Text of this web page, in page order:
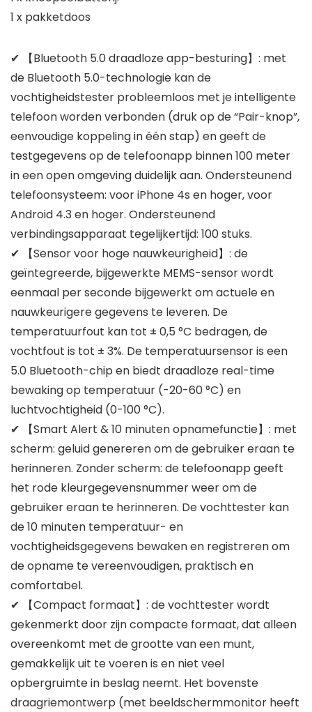
1 x pakketdoos
✔ 【Bluetooth 5.0 draadloze app-besturing】: met
de Bluetooth 5.0-technologie kan de
vochtigheidstester probleemloos met je intelligente
telefoon worden verbonden (druk op de “Pair-knop”,
eenvoudige koppeling in één stap) en geeft de
testgegevens op de telefoonapp binnen 100 meter
in een open omgeving duidelijk aan. Ondersteunend
telefoonsysteem: voor iPhone 4s en hoger, voor
Android 4.3 en hoger. Ondersteunend
verbindingsapparaat tegelijkertijd: 100 stuks.
✔ 【Sensor voor hoge nauwkeurigheid】: de
geïntegreerde, bijgewerkte MEMS-sensor wordt
eenmaal per seconde bijgewerkt om actuele en
nauwkeurigere gegevens te leveren. De
temperatuurfout kan tot ± 0,5 °C bedragen, de
vochtfout is tot ± 3%. De temperatuursensor is een
5.0 Bluetooth-chip en biedt draadloze real-time
bewaking op temperatuur (-20-60 °C) en
luchtvochtigheid (0-100 °C).
✔ 【Smart Alert & 10 minuten opnamefunctie】: met
scherm: geluid genereren om de gebruiker eraan te
herinneren. Zonder scherm: de telefoonapp geeft
het rode kleurgegevensnummer weer om de
gebruiker eraan te herinneren. De vochttester kan
de 10 minuten temperatuur- en
vochtigheidsgegevens bewaken en registreren om
de opname te vereenvoudigen, praktisch en
comfortabel.
✔ 【Compact formaat】: de vochttester wordt
gekenmerkt door zijn compacte formaat, dat alleen
overeenkomt met de grootte van een munt,
gemakkelijk uit te voeren is en niet veel
opbergruimte in beslag neemt. Het bovenste
draagriemontwerp (met beeldschermmonitor heeft